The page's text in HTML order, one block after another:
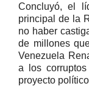
Concluyó, el
principal de la
no haber
de millones
Venezuela
a los
proyecto